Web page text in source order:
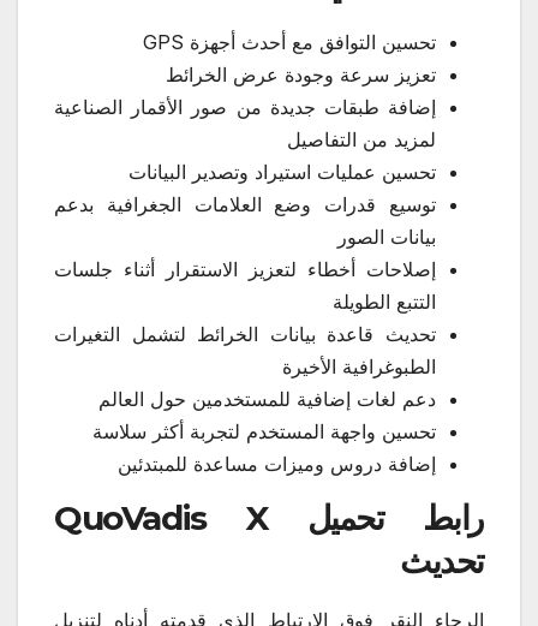
تحسين التوافق مع أحدث أجهزة GPS
تعزيز سرعة وجودة عرض الخرائط
إضافة طبقات جديدة من صور الأقمار الصناعية
لمزيد من التفاصيل
تحسين عمليات استيراد وتصدير البيانات
توسيع قدرات وضع العلامات الجغرافية بدعم
بيانات الصور
إصلاحات أخطاء لتعزيز الاستقرار أثناء جلسات
التتبع الطويلة
تحديث قاعدة بيانات الخرائط لتشمل التغيرات
الطبوغرافية الأخيرة
دعم لغات إضافية للمستخدمين حول العالم
تحسين واجهة المستخدم لتجربة أكثر سلاسة
إضافة دروس وميزات مساعدة للمبتدئين
رابط تحميل QuoVadis X
تحديث
الرجاء النقر فوق الارتباط الذي قدمته أدناه لتنزيل